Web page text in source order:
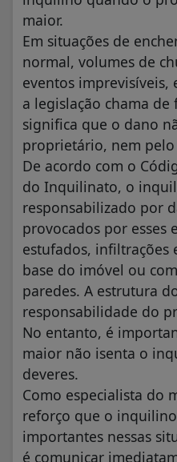
maior.
Em situações de
normal, volumes de
eventos imprevisíveis,
a legislação chama de
significa que o dano
proprietário, nem
De acordo com o
do Inquilinato, o
responsabilizado por
provocados por esses
estufados, infiltrações
base do imóvel ou
paredes. A estrutura
responsabilidade do
No entanto, é
maior não isenta o
deveres.
Como especialista do
reforço que o
importantes nessas
é comunicar